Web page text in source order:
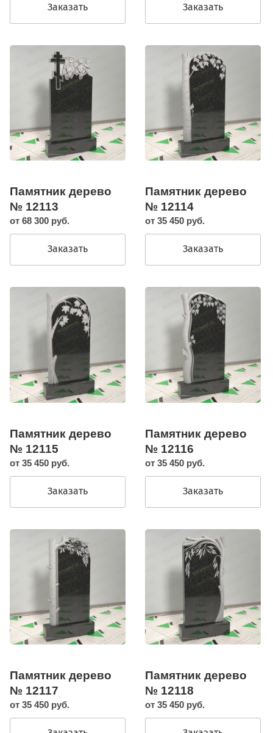
Заказать Заказать
Памятник дерево
№ 12113
от 68 300 руб.
Заказать
Памятник дерево
№ 12114
от 35 450 руб.
Заказать
Памятник дерево
№ 12115
от 35 450 руб.
Заказать
Памятник дерево
№ 12116
от 35 450 руб.
Заказать
Памятник дерево
№ 12117
от 35 450 руб.
Памятник дерево
№ 12118
от 35 450 руб.